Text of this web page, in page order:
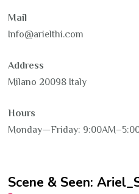
Mail
Info@arielthi.com
Address
Milano 20098 Italy
Hours
Monday—Friday:
Scene & Seen: